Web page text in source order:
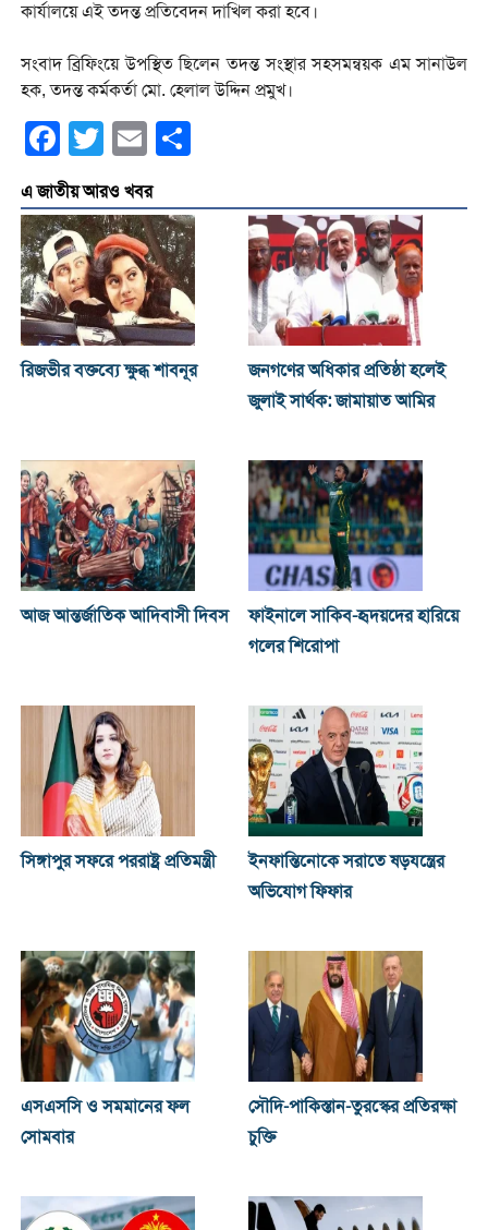
কার্যালয়ে এই তদন্ত প্রতিবেদন দাখিল করা হবে।
সংবাদ ব্রিফিংয়ে উপস্থিত ছিলেন তদন্ত সংস্থার সহসমন্বয়ক এম সানাউল
হক, তদন্ত কর্মকর্তা মো. হেলাল উদ্দিন প্রমুখ।
Facebook
Twitter Email
এ জাতীয় আরও খবর
রিজভীর বক্তব্যে ক্ষুব্ধ শাবনূর
জনগণের অধিকার প্রতিষ্ঠা হলেই
জুলাই সার্থক: জামায়াত আমির
আজ আন্তর্জাতিক আদিবাসী দিবস
ফাইনালে সাকিব-হৃদয়দের হারিয়ে
গলের শিরোপা
সিঙ্গাপুর সফরে পররাষ্ট্র প্রতিমন্ত্রী
ইনফান্তিনোকে সরাতে ষড়যন্ত্রের
অভিযোগ ফিফার
এসএসসি ও সমমানের ফল
সোমবার
সৌদি-পাকিস্তান-তুরস্কের প্রতিরক্ষা
চুক্তি